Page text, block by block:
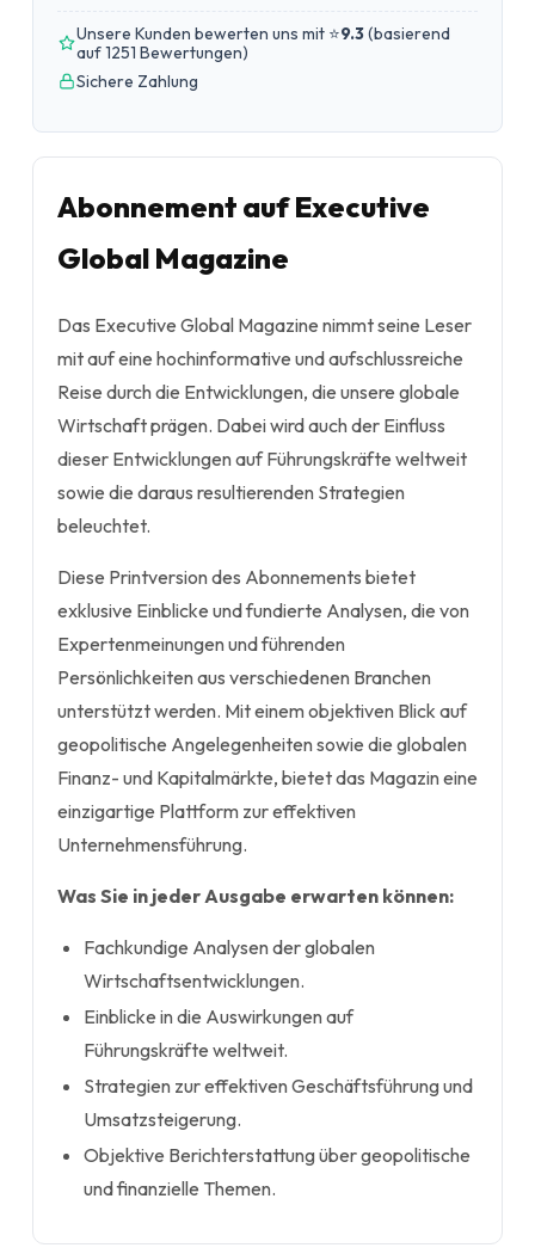
Unsere Kunden bewerten uns mit ⭐9.3(basierend
auf 1251 Bewertungen)
Sichere Zahlung
Abonnement auf Executive
Global Magazine
Das Executive Global Magazine nimmt seine Leser
mit auf eine hochinformative und aufschlussreiche
Reise durch die Entwicklungen, die unsere globale
Wirtschaft prägen. Dabei wird auch der Einfluss
dieser Entwicklungen auf Führungskräfte weltweit
sowie die daraus resultierenden Strategien
beleuchtet.
Diese Printversion des Abonnements bietet
exklusive Einblicke und fundierte Analysen, die von
Expertenmeinungen und führenden
Persönlichkeiten aus verschiedenen Branchen
unterstützt werden. Mit einem objektiven Blick auf
geopolitische Angelegenheiten sowie die globalen
Finanz- und Kapitalmärkte, bietet das Magazin eine
einzigartige Plattform zur effektiven
Unternehmensführung.
Was Sie in jeder Ausgabe erwarten können:
Fachkundige Analysen der globalen
Wirtschaftsentwicklungen.
Einblicke in die Auswirkungen auf
Führungskräfte weltweit.
Strategien zur effektiven Geschäftsführung und
Umsatzsteigerung.
Objektive Berichterstattung über geopolitische
und finanzielle Themen.